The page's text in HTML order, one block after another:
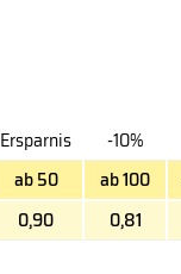
Ersparnis -10%
ab 50 ab 100
0,90 0,81